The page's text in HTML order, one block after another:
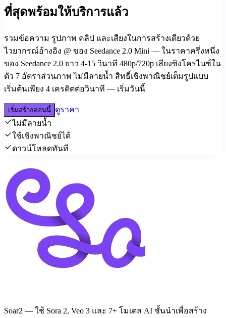
ที่สุดพร้อมให้บริการแล้ว
รวมข้อความ รูปภาพ คลิป และเสียงในการสร้างเดียวด้วย
ไวยากรณ์อ้างอิง @ ของ Seedance 2.0 Mini — ในราคาครึ่งหนึ่ง
ของ Seedance 2.0 ยาว 4-15 วินาที 480p/720p เสียงซิงโครไนซ์ใน
ตัว 7 อัตราส่วนภาพ ไม่มีลายน้ำ สิทธิ์เชิงพาณิชย์เต็มรูปแบบ
เริ่มต้นเพียง 4 เครดิตต่อวินาที — เริ่มวันนี้
เริ่มสร้างตอนนี้ ดูราคา
ไม่มีลายน้ำ
ใช้เชิงพาณิชย์ได้
ดาวน์โหลดทันที
Soar2 — ใช้ Sora 2, Veo 3 และ 7+ โมเดล AI ชั้นนำเพื่อสร้าง